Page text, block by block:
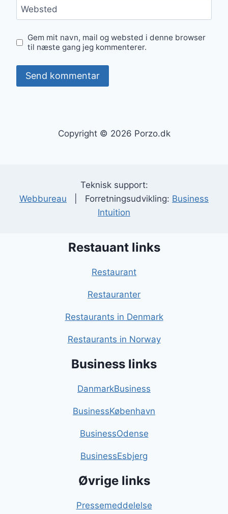
Websted
Gem mit navn, mail og websted i denne browser
til næste gang jeg kommenterer.
Copyright © 2026 Porzo.dk
Teknisk support:
Webbureau | Forretningsudvikling: Business
Intuition
Restauant links
Restaurant
Restauranter
Restaurants in Denmark
Restaurants in Norway
Business links
DanmarkBusiness
BusinessKøbenhavn
BusinessOdense
BusinessEsbjerg
Øvrige links
Pressemeddelelse